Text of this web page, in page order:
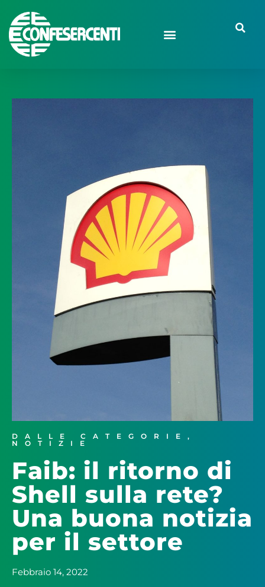
DALLE CATEGORIE ,
NOTIZIE
Faib: il ritorno di
Shell sulla rete?
Una buona notizia
per il settore
Febbraio 14, 2022